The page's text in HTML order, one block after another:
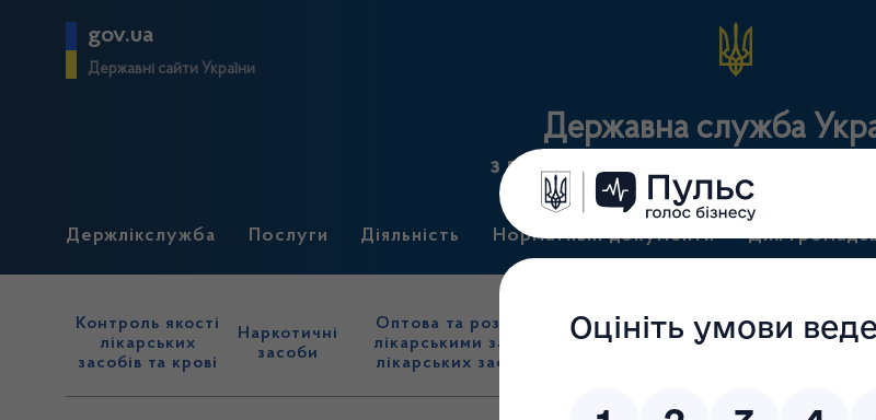
gov.ua
Державні сайти України
Державна служба
з лікарських засобів та контролю за
Держлікслужба Послуги Діяльність Нормативні документи Для
Контроль якості
лікарських
засобів та крові
Наркотичні
засоби
Оптова та роздрібна торгівля
лікарськими засобами, імпорт
лікарських засобів (крім АФІ)
Державний
нагляд